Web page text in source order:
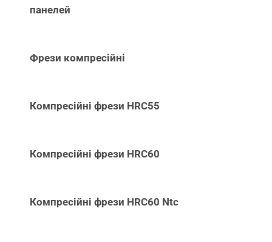
панелей
Фрези компресійні
Компресійні фрези HRC55
Компресійні фрези HRC60
Компресійні фрези HRC60 Ntc